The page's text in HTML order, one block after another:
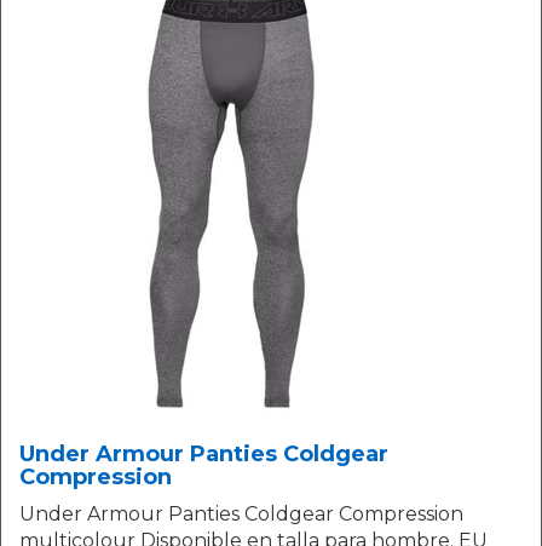
Under Armour Panties Coldgear
Compression
Under Armour Panties Coldgear Compression
multicolour Disponible en talla para hombre. EU